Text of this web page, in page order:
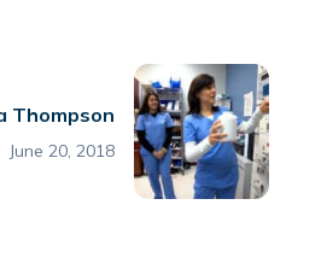
Thompson
June 20, 2018